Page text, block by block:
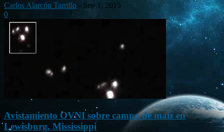
Carlos Alarcón Tarrillo - Sep 1, 2015
0
Avistamiento OVNI sobre campo de maíz en
Lewisburg, Mississippi